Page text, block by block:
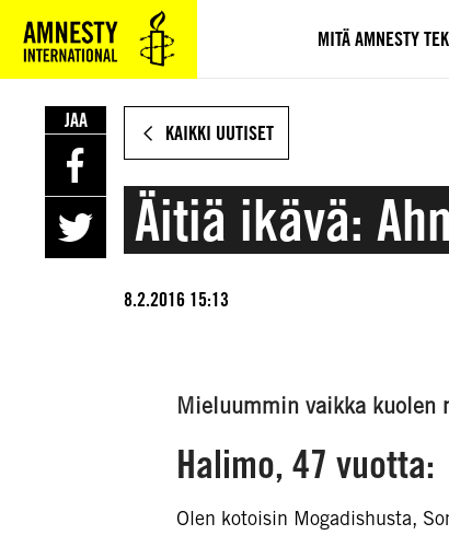
VARSINAISEEN
SISÄLTÖÖN
MITÄ AMNESTY
KAIKKI UUTISET
Äitiä ikävä:
8.2.2016 15:13
Mieluummin vaikka kuolen
Halimo, 47 vuotta:
Olen kotoisin Mogadishusta,
JAA